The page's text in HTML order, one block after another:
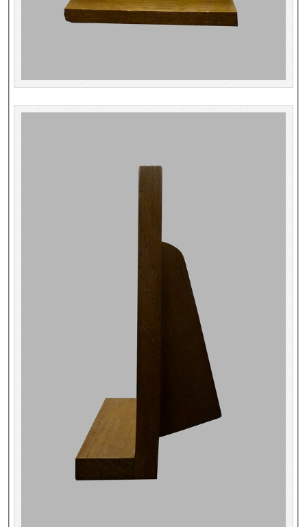
Répertoire des catalogues
Publications
Guides des sources publiés
Directeurs de la Bibliothèque nationale du XIVe siècle à nos jours
Listes et biographies des directeurs de départements
Implantations de la Bibliothèque nationale de France
La Bibliothèque nationale de France à livre ouvert
Richelieu, Bibliothèques - Musée - Galeries
Dépôt de la Commission de récupération artistique
Appel à chercheurs : bourse Comité d’histoire de la BnF
Recherche de sujets de recherche
Faire une suggestion de recherche
Fournir un témoignage et/ou un document